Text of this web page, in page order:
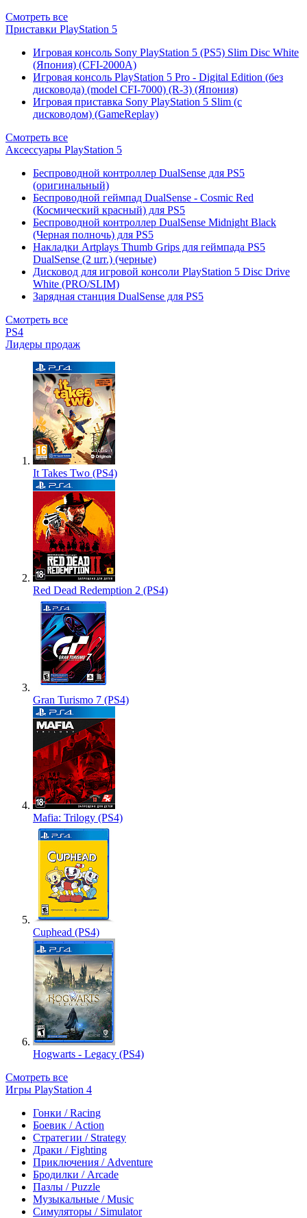
Смотреть все
Приставки PlayStation 5
Игровая консоль Sony PlayStation 5 (PS5) Slim Disc White
(Япония) (CFI-2000A)
Игровая консоль PlayStation 5 Pro - Digital Edition (без
дисковода) (model CFI-7000) (R-3) (Япония)
Игровая приставка Sony PlayStation 5 Slim (с
дисководом) (GameReplay)
Смотреть все
Аксессуары PlayStation 5
Беспроводной контроллер DualSense для PS5
(оригинальный)
Беспроводной геймпад DualSense - Cosmic Red
(Космический красный) для PS5
Беспроводной контроллер DualSense Midnight Black
(Черная полночь) для PS5
Накладки Artplays Thumb Grips для геймпада PS5
DualSense (2 шт.) (черные)
Дисковод для игровой консоли PlayStation 5 Disc Drive
White (PRO/SLIM)
Зарядная станция DualSense для PS5
Смотреть все
PS4
Лидеры продаж
It Takes Two (PS4)
Red Dead Redemption 2 (PS4)
Gran Turismo 7 (PS4)
Mafia: Trilogy (PS4)
Cuphead (PS4)
Hogwarts - Legacy (PS4)
Смотреть все
Игры PlayStation 4
Гонки / Racing
Боевик / Action
Стратегии / Strategy
Драки / Fighting
Приключения / Adventure
Бродилки / Arcade
Пазлы / Puzzle
Музыкальные / Music
Симуляторы / Simulator